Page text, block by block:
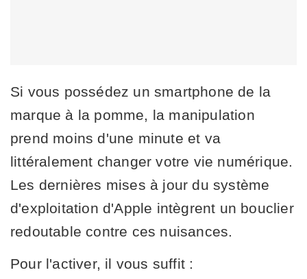
Si vous possédez un smartphone de la
marque à la pomme, la manipulation
prend moins d'une minute et va
littéralement changer votre vie numérique.
Les dernières mises à jour du système
d'exploitation d'Apple intègrent un bouclier
redoutable contre ces nuisances.
Pour l'activer, il vous suffit :